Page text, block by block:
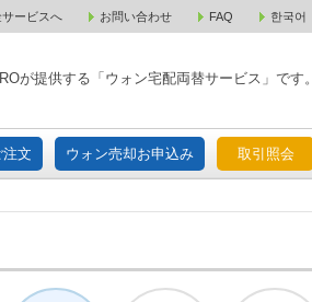
ービスへ お問い合わせ FAQ 한국어
が提供する「ウォン宅配両替サービス」です。
文 ウォン売却お申込み 取引照会
宅配ご注文 ウォン売却お申込み 取引照会